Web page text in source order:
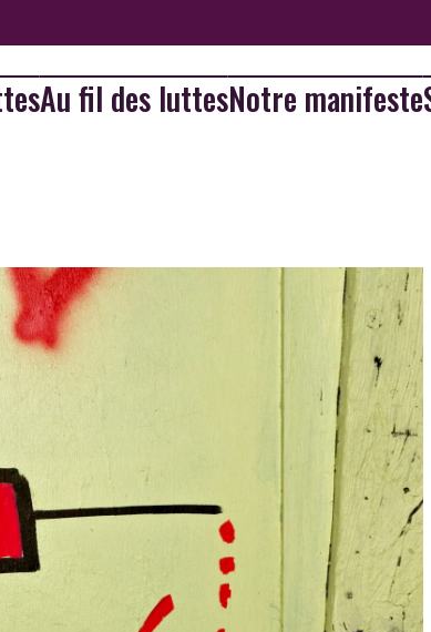
Au fil des luttesNotre manifeste